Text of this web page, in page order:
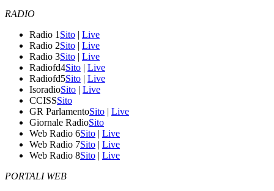
RADIO
Radio 1 Sito | Live
Radio 2Sito | Live
Radio 3Sito | Live
Radiofd4Sito | Live
Radiofd5Sito | Live
IsoradioSito | Live
CCISSSito
GR ParlamentoSito | Live
Giornale RadioSito
Web Radio 6Sito | Live
Web Radio 7Sito | Live
Web Radio 8Sito | Live
PORTALI WEB